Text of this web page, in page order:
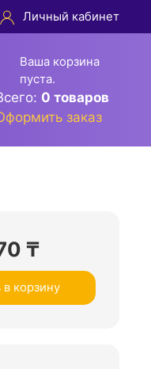
Личный кабинет
Ваша корзина
пуста.
0 товаров
заказ
₸
корзину